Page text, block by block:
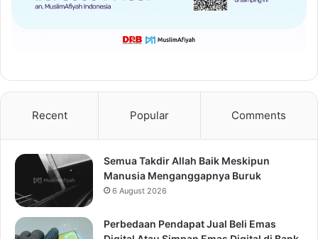
Recent Popular Comments
Semua Takdir Allah Baik Meskipun
Manusia Menganggapnya Buruk
6 August 2026
Perbedaan Pendapat Jual Beli Emas